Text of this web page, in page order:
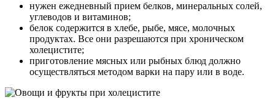
нужен ежедневный прием белков, минеральных солей,
углеводов и витаминов;
белок содержится в хлебе, рыбе, мясе, молочных
продуктах. Все они разрешаются при хроническом
холецистите;
приготовление мясных или рыбных блюд должно
осуществляться методом варки на пару или в воде.